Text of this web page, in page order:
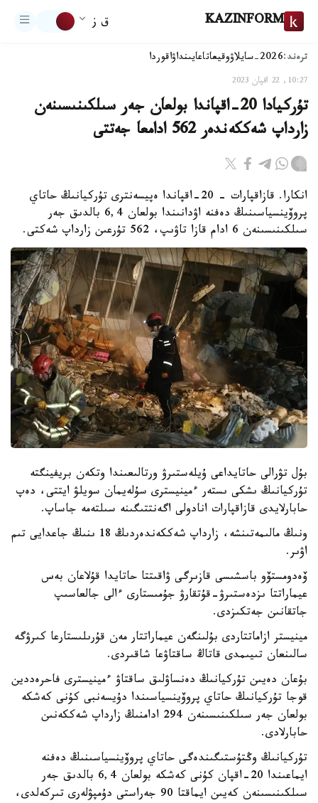
KAZINFORM ق ز
ترەند:2026-سايلاۋ وقيعاتاعايىنداۋاقوردا
10:27, 22 اقپان 2023
تۇركيادا 20-اقپاندا بولعان جەر سىلكىنىسىنەن
زارداپ شەككەندەر 562 ادامعا جەتتى
انكارا. قازاقپارات – 20-اقپاندا ەپيسەنترى تۇركيانىڭ حاتاي
پروۆينسياسىنىڭ دەفنە اۋدانىندا بولعان 6,4 بالدىق جەر
سىلكىنىسىنەن 6 ادام قازا تاۋىپ، 562 تۇرعىن زارداپ شەكتى.
بۇل تۋرالى حاتايداعى ۇيلەستىرۋ ورتالىعىندا وتكەن بريفينگتە
تۇركيانىڭ ىشكى ىستەر ءمينيسترى سۇلەيمان سويلۋ ايتتى، دەپ
حابارلايدى قازاقپارات انادولى اگەنتتىگىنە سىلتەمە جاساپ.
ونىڭ مالىمەتىنشە، زارداپ شەككەندەردىڭ 18 ىنىڭ جاعدايى تىم
اۋىر.
ۆەدومستۆو باسشىسى قازىرگى ۋاقىتتا حاتايدا قۇلاعان بەس
عيماراتتا ىزدەستىرۋ-قۇتقارۋ جۇمىستارى ءالى جالعاسىپ
جاتقانىن جەتكىزدى.
مينيستر ازاماتتاردى بۇلىنگەن عيماراتتار مەن قۇرىلىستارعا كىرۋگە
سالىنعان تىيىمدى قاتاڭ ساقتاۋعا شاقىردى.
بۇعان دەيىن تۇركيانىڭ دەنساۋلىق ساقتاۋ ءمينيسترى فاحرەددين
قوجا تۇركيانىڭ حاتاي پروۆينسياسىندا دۇيسەنبى كۇنى كەشكە
بولعان جەر سىلكىنىسىنەن 294 ادامنىڭ زارداپ شەككەنىن
حابارلادى.
تۇركيانىڭ وڭتۇستىگىندەگى حاتاي پروۆينسياسىنىڭ دەفنە
ايماعىندا 20-اقپان كۇنى كەشكە بولعان 6,4 بالدىق جەر
سىلكىنىسىنەن كەيىن ايماقتا 90 جەراستى دۇمپۋلەرى تىركەلدى،